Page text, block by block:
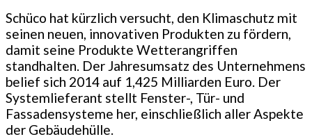
Schüco hat kürzlich versucht, den Klimaschutz mit
seinen neuen, innovativen Produkten zu fördern,
damit seine Produkte Wetterangriffen
standhalten. Der Jahresumsatz des Unternehmens
belief sich 2014 auf 1,425 Milliarden Euro. Der
Systemlieferant stellt Fenster-, Tür- und
Fassadensysteme her, einschließlich aller Aspekte
der Gebäudehülle.